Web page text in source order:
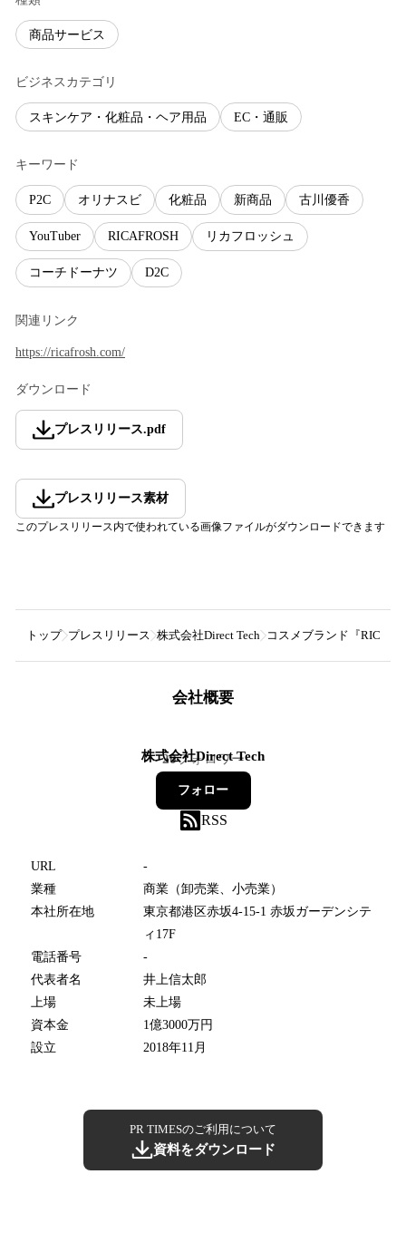
商品サービス
ビジネスカテゴリ
スキンケア・化粧品・ヘア用品 EC・通販
キーワード
P2C オリナスビ 化粧品 新商品 古川優香
YouTuber RICAFROSH リカフロッシュ
コーチドーナツ D2C
関連リンク
https://ricafrosh.com/
ダウンロード
プレスリリース.pdf
プレスリリース素材
このプレスリリース内で使われている画像ファイルがダウンロードできます
トップ プレスリリース 株式会社Direct Tech コスメブランド『
会社概要
株式会社Direct Tech
20フォロワー
フォロー
RSS
URL
-
業種
商業（卸売業、小売業）
本社所在地
東京都港区赤坂4-15-1 赤坂ガーデンシテ
ィ17F
電話番号
-
代表者名
井上信太郎
上場
未上場
資本金
1億3000万円
設立
2018年11月
PR TIMESのご利用について
資料をダウンロード